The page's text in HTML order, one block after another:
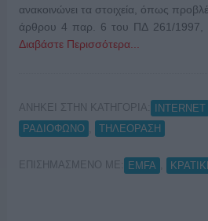
ανακοινώνει τα στοιχεία, όπως
άρθρου 4 παρ. 6 του ΠΔ 261/1997,
Διαβάστε Περισσότερα...
ΑΝΗΚΕΙ ΣΤΗΝ ΚΑΤΗΓΟΡΙΑ: INTERNET
ΡΑΔΙΟΦΩΝΟ
ΤΗΛΕΟΡΑΣΗ
ΕΠΙΣΗΜΑΣΜΕΝΟ ΜΕ: EMFA